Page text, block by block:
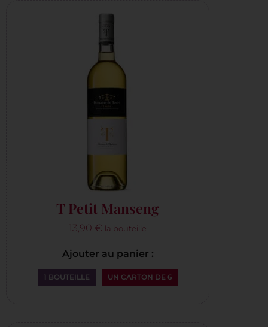
T Petit Manseng
13,90 € la bouteille
Ajouter au panier :
1 BOUTEILLE UN CARTON DE 6